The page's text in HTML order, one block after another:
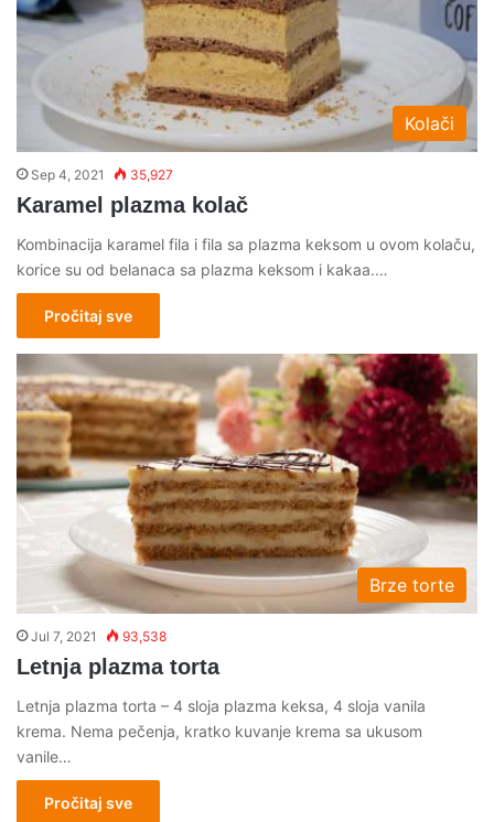
Kolači
Sep 4, 2021 35,927
Karamel plazma kolač
Kombinacija karamel fila i fila sa plazma keksom u ovom kolaču,
korice su od belanaca sa plazma keksom i kakaa.…
Pročitaj sve
Brze torte
Jul 7, 2021 93,538
Letnja plazma torta
Letnja plazma torta – 4 sloja plazma keksa, 4 sloja vanila
krema. Nema pečenja, kratko kuvanje krema sa ukusom
vanile…
Pročitaj sve